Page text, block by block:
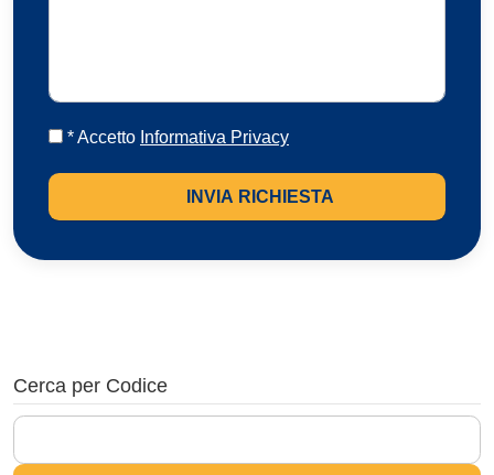
* Accetto Informativa Privacy
INVIA RICHIESTA
Cerca per Codice